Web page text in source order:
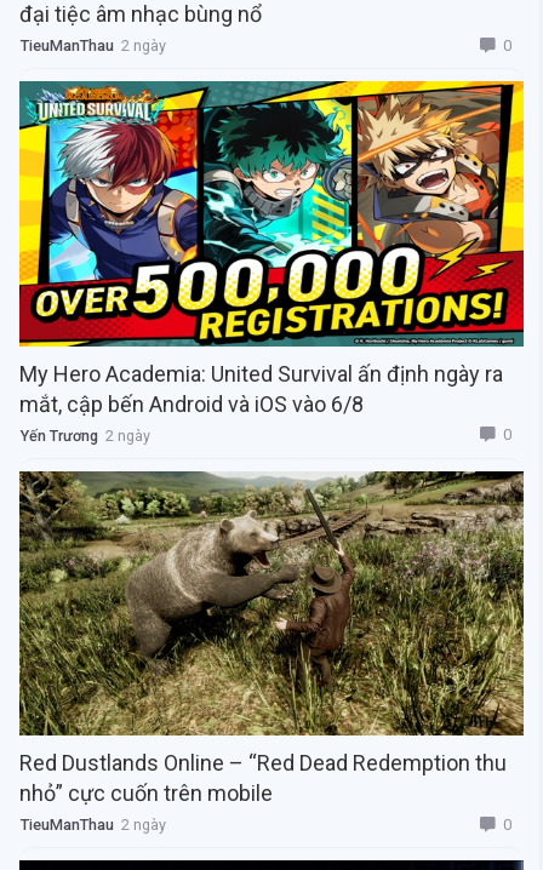
đại tiệc âm nhạc bùng nổ
TieuManThau 2 ngày 0
My Hero Academia: United Survival ấn định ngày ra
mắt, cập bến Android và iOS vào 6/8
Yến Trương 2 ngày 0
Red Dustlands Online – “Red Dead Redemption thu
nhỏ” cực cuốn trên mobile
TieuManThau 2 ngày 0